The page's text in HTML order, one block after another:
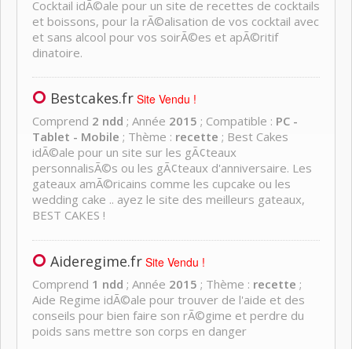
Cocktail idÃ©ale pour un site de recettes de cocktails
et boissons, pour la rÃ©alisation de vos cocktail avec
et sans alcool pour vos soirÃ©es et apÃ©ritif
dinatoire.
Bestcakes.fr Site Vendu !
Comprend 2 ndd ; Année 2015 ; Compatible : PC -
Tablet - Mobile ; Thème : recette ; Best Cakes
idÃ©ale pour un site sur les gÃ¢teaux
personnalisÃ©s ou les gÃ¢teaux d'anniversaire. Les
gateaux amÃ©ricains comme les cupcake ou les
wedding cake .. ayez le site des meilleurs gateaux,
BEST CAKES !
Aideregime.fr Site Vendu !
Comprend 1 ndd ; Année 2015 ; Thème : recette ;
Aide Regime idÃ©ale pour trouver de l'aide et des
conseils pour bien faire son rÃ©gime et perdre du
poids sans mettre son corps en danger